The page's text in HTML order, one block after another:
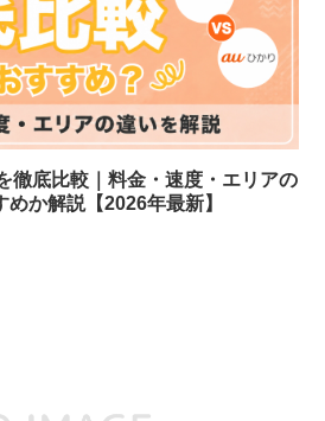
徹底比較｜料金・速度・エリアの
か解説【2026年最新】